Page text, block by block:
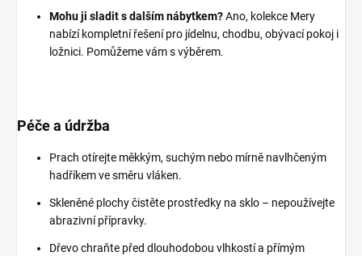
Mohu ji sladit s dalším nábytkem?Ano, kolekce Mery
nabízí kompletní řešení pro jídelnu, chodbu, obývací pokoj i
ložnici. Pomůžeme vám s výběrem.
Péče a údržba
Prach otírejte měkkým, suchým nebo mírně navlhčeným
hadříkem ve směru vláken.
Skleněné plochy čistěte prostředky na sklo – nepoužívejte
abrazivní přípravky.
Dřevo chraňte před dlouhodobou vlhkostí a přímým